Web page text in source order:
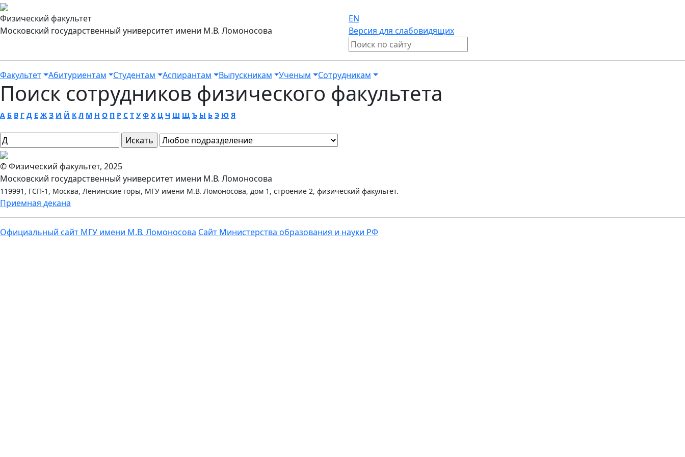
Физический факультет
Московский государственный университет имени М.В. Ломоносова
EN
Версия для слабовидящих
Факультет Абитуриентам Студентам Аспирантам Выпускникам Ученым Сотрудникам
Поиск сотрудников физического факультета
А Б В Г Д Е Ж З И Й К Л М Н О П Р С Т У Ф Х Ц Ч Ш Щ Ъ Ы Ь Э Ю Я
© Физический факультет, 2025
Московский государственный университет имени М.В. Ломоносова
119991, ГСП-1, Москва, Ленинские горы, МГУ имени М.В. Ломоносова, дом 1, строение 2, физический факультет.
Приемная декана
Официальный сайт МГУ имени М.В. Ломоносова Сайт Министерства образования и науки РФ